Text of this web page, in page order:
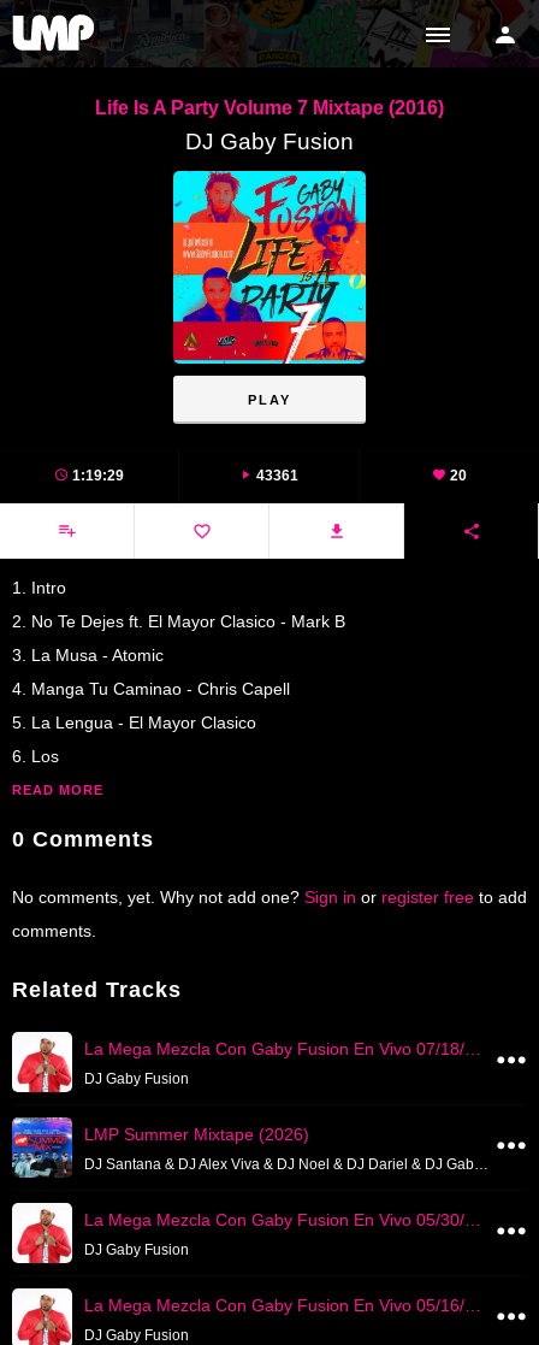
Life Is A Party Volume 7 Mixtape (2016)
DJ Gaby Fusion
PLAY
1:19:29 43361 20
1. Intro
2. No Te Dejes ft. El Mayor Clasico - Mark B
3. La Musa - Atomic
4. Manga Tu Caminao - Chris Capell
5. La Lengua - El Mayor Clasico
6. Los
READ MORE
0 Comments
No comments, yet. Why not add one? Sign in or register free to add
comments.
Related Tracks
DJ Gaby Fusion
LMP Summer Mixtape (2026)
DJ Santana & DJ Alex Viva & DJ Noel & DJ Dariel & DJ Gaby Fusion & DJ Rabia & DJ Chris & DJ Noni
DJ Gaby Fusion
DJ Gaby Fusion